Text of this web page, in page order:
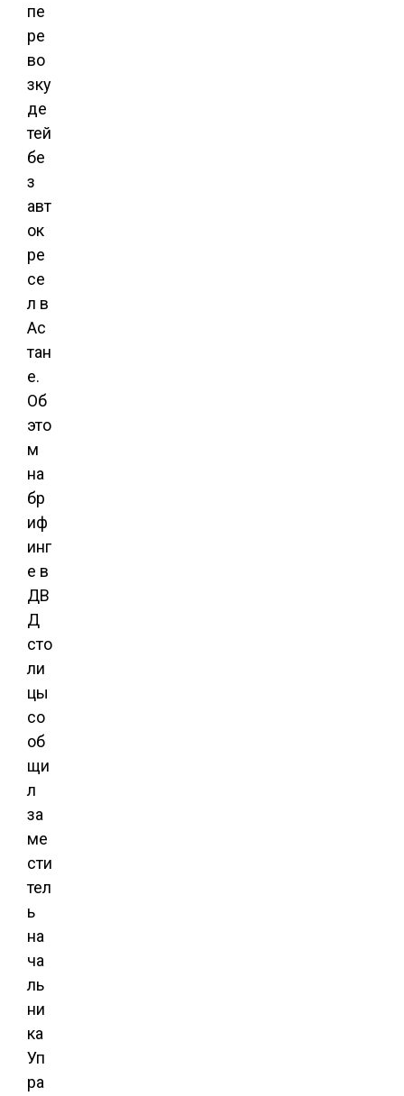
пе
ре
во
зку
де
тей
бе
з
авт
ок
ре
се
л в
Ас
тан
е.
Об
это
м
на
бр
иф
инг
е в
ДВ
Д
сто
ли
цы
со
об
щи
л
за
ме
сти
тел
ь
на
ча
ль
ни
ка
Уп
ра